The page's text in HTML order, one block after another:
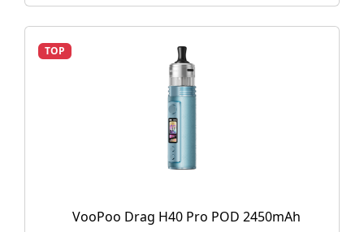
TOP
VooPoo Drag H40 Pro POD 2450mAh